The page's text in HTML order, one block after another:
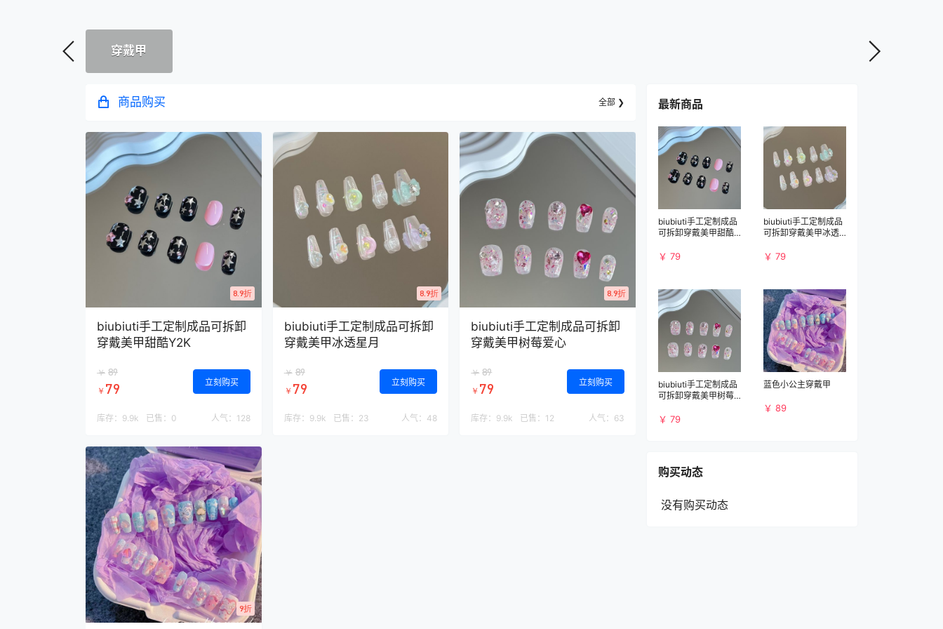
穿戴甲
商品购买 全部 ❯
8.9折
biubiuti手工定制成品可拆卸
穿戴美甲甜酷Y2K
￥ 89
￥ 79 立刻购买
库存： 9.9k 已售： 0 人气： 128
8.9折
biubiuti手工定制成品可拆卸
穿戴美甲冰透星月
￥ 89
￥ 79 立刻购买
库存： 9.9k 已售： 23 人气： 48
8.9折
biubiuti手工定制成品可拆卸
穿戴美甲树莓爱心
￥ 89
￥ 79 立刻购买
库存： 9.9k 已售： 12 人气： 63
9折
最新商品
biubiuti手工定制成品
可拆卸穿戴美甲甜酷Y
￥ 79
biubiuti手工定制成品
可拆卸穿戴美甲冰透
￥ 79
biubiuti手工定制成品
可拆卸穿戴美甲树莓
￥ 79
蓝色小公主穿戴甲
￥ 89
购买动态
没有购买动态